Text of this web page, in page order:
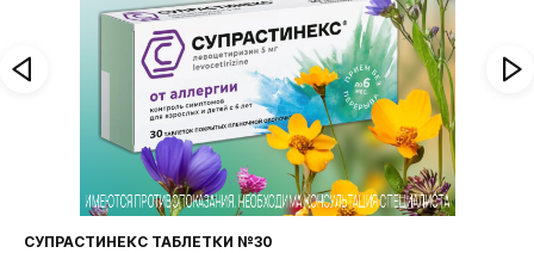
СУПРАСТИНЕКС ТАБЛЕТКИ №30